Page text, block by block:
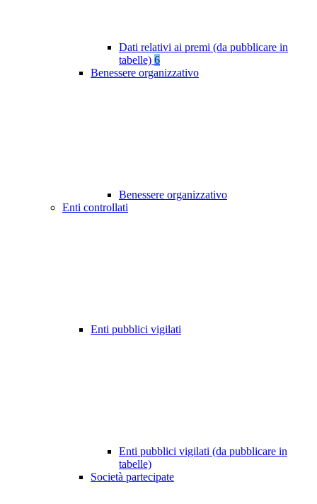
Dati relativi ai premi (da pubblicare in
tabelle) 6
Benessere organizzativo
Benessere organizzativo
Enti controllati
Enti pubblici vigilati
Enti pubblici vigilati (da pubblicare in
tabelle)
Società partecipate